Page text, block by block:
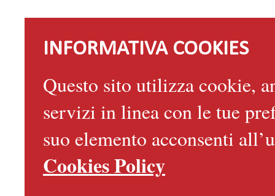
INFORMATIVA COOKIES
Questo sito utilizza cookie,
servizi in linea con le tue
suo elemento acconsenti
Cookies Policy